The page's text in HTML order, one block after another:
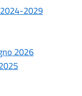
2029
2026